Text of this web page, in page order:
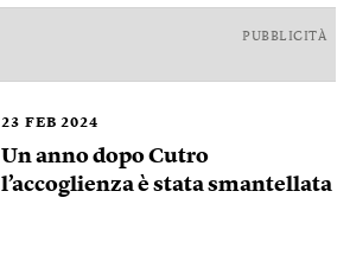
PUBBLICITÀ
23 FEB 2024
Un anno dopo Cutro
l’accoglienza è stata smantellata